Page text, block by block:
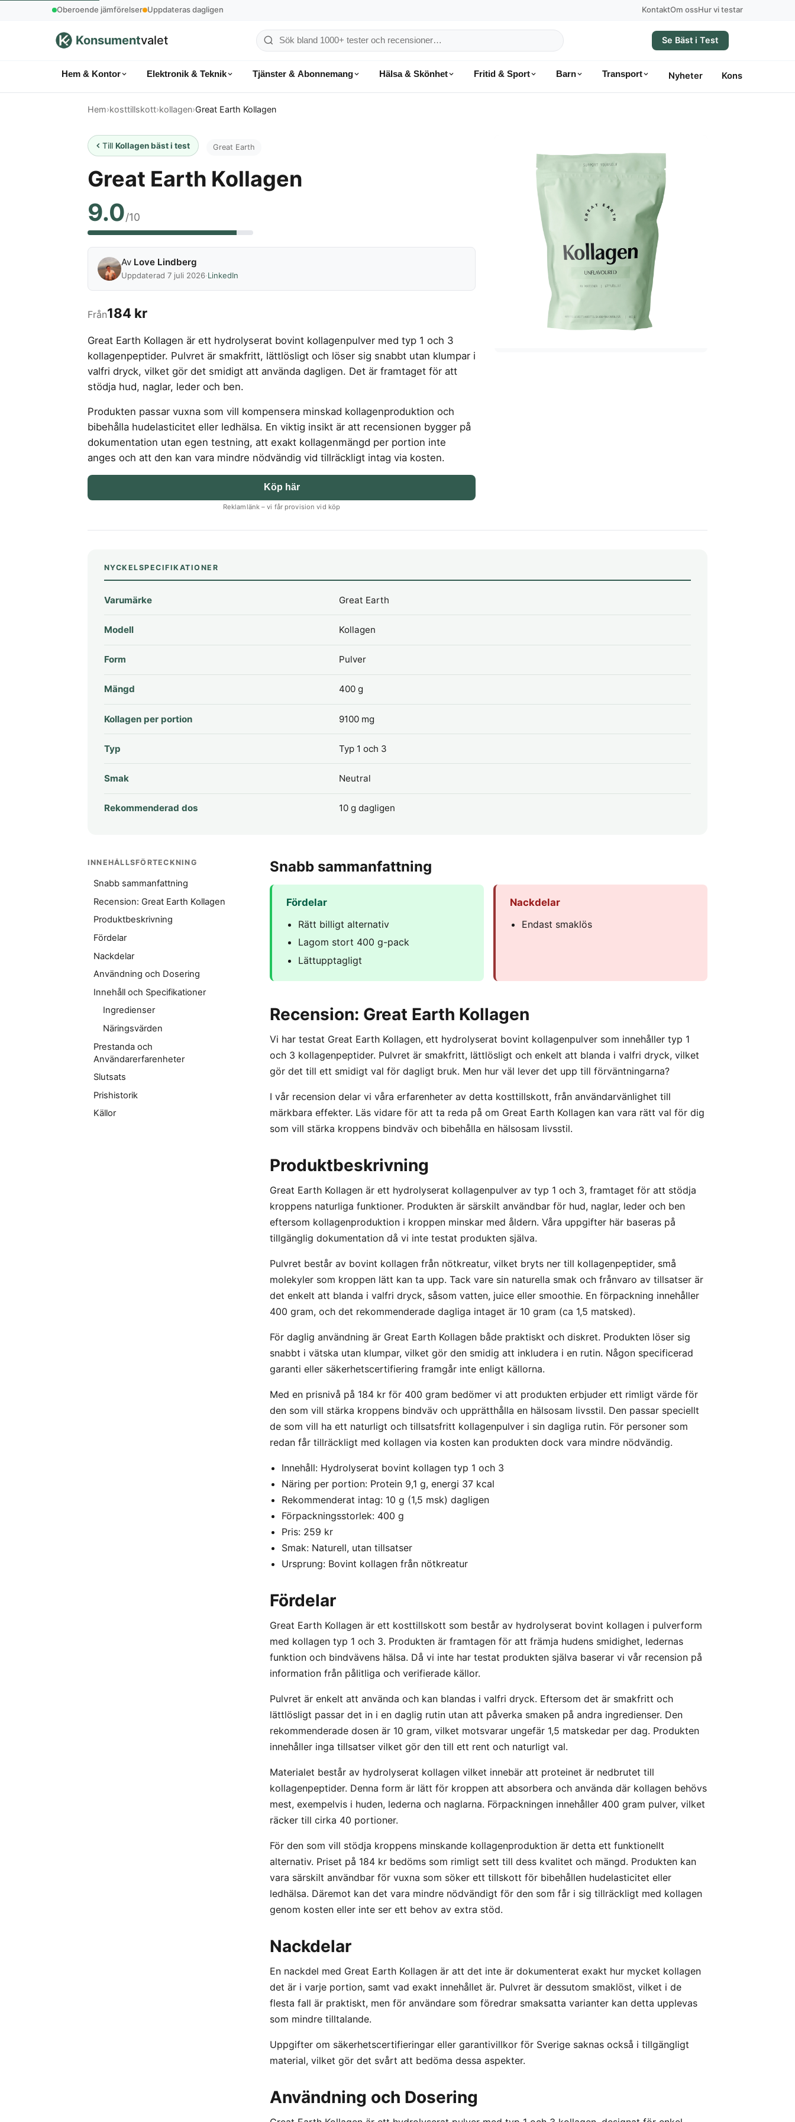
Oberoende jämförelser Uppdateras dagligen KontaktOm ossHur vi testar
Konsumentvalet
Sök
konsumentvalet
Se Bäst i Test
Hem & Kontor Elektronik & Teknik Tjänster & Abonnemang Hälsa & Skönhet Fritid & Sport Barn Transport Nyheter
Hem›kosttillskott›kollagen›Great Earth Kollagen
TillKollagen bäst i test Great Earth
Great Earth Kollagen
9.0/10
Av Love Lindberg
Uppdaterad 7 juli 2026·LinkedIn
Från184 kr
Great Earth Kollagen är ett hydrolyserat bovint kollagenpulver med typ 1 och 3
kollagenpeptider. Pulvret är smakfritt, lättlösligt och löser sig snabbt utan klumpar i
valfri dryck, vilket gör det smidigt att använda dagligen. Det är framtaget för att
stödja hud, naglar, leder och ben.
Produkten passar vuxna som vill kompensera minskad kollagenproduktion och
bibehålla hudelasticitet eller ledhälsa. En viktig insikt är att recensionen bygger på
dokumentation utan egen testning, att exakt kollagenmängd per portion inte
anges och att den kan vara mindre nödvändig vid tillräckligt intag via kosten.
Köp här
Reklamlänk – vi får provision vid köp
NYCKELSPECIFIKATIONER
Varumärke Great Earth
Modell Kollagen
Form Pulver
Mängd 400 g
Kollagen per portion 9100 mg
Typ Typ 1 och 3
Smak Neutral
Rekommenderad dos 10 g dagligen
INNEHÅLLSFÖRTECKNING
Snabb sammanfattning
Recension: Great Earth Kollagen
Produktbeskrivning
Fördelar
Nackdelar
Användning och Dosering
Innehåll och Specifikationer
Ingredienser
Näringsvärden
Prestanda och
Användarerfarenheter
Slutsats
Prishistorik
Källor
Snabb sammanfattning
Fördelar
Rätt billigt alternativ
Lagom stort 400 g-pack
Lättupptagligt
Nackdelar
Endast smaklös
Recension: Great Earth Kollagen
Vi har testat Great Earth Kollagen, ett hydrolyserat bovint kollagenpulver som innehåller typ 1
och 3 kollagenpeptider. Pulvret är smakfritt, lättlösligt och enkelt att blanda i valfri dryck, vilket
gör det till ett smidigt val för dagligt bruk. Men hur väl lever det upp till förväntningarna?
I vår recension delar vi våra erfarenheter av detta kosttillskott, från användarvänlighet till
märkbara effekter. Läs vidare för att ta reda på om Great Earth Kollagen kan vara rätt val för dig
som vill stärka kroppens bindväv och bibehålla en hälsosam livsstil.
Produktbeskrivning
Great Earth Kollagen är ett hydrolyserat kollagenpulver av typ 1 och 3, framtaget för att stödja
kroppens naturliga funktioner. Produkten är särskilt användbar för hud, naglar, leder och ben
eftersom kollagenproduktion i kroppen minskar med åldern. Våra uppgifter här baseras på
tillgänglig dokumentation då vi inte testat produkten själva.
Pulvret består av bovint kollagen från nötkreatur, vilket bryts ner till kollagenpeptider, små
molekyler som kroppen lätt kan ta upp. Tack vare sin naturella smak och frånvaro av tillsatser är
det enkelt att blanda i valfri dryck, såsom vatten, juice eller smoothie. En förpackning innehåller
400 gram, och det rekommenderade dagliga intaget är 10 gram (ca 1,5 matsked).
För daglig användning är Great Earth Kollagen både praktiskt och diskret. Produkten löser sig
snabbt i vätska utan klumpar, vilket gör den smidig att inkludera i en rutin. Någon specificerad
garanti eller säkerhetscertifiering framgår inte enligt källorna.
Med en prisnivå på 184 kr för 400 gram bedömer vi att produkten erbjuder ett rimligt värde för
den som vill stärka kroppens bindväv och upprätthålla en hälsosam livsstil. Den passar speciellt
de som vill ha ett naturligt och tillsatsfritt kollagenpulver i sin dagliga rutin. För personer som
redan får tillräckligt med kollagen via kosten kan produkten dock vara mindre nödvändig.
Innehåll: Hydrolyserat bovint kollagen typ 1 och 3
Näring per portion: Protein 9,1 g, energi 37 kcal
Rekommenderat intag: 10 g (1,5 msk) dagligen
Förpackningsstorlek: 400 g
Pris: 259 kr
Smak: Naturell, utan tillsatser
Ursprung: Bovint kollagen från nötkreatur
Fördelar
Great Earth Kollagen är ett kosttillskott som består av hydrolyserat bovint kollagen i pulverform
med kollagen typ 1 och 3. Produkten är framtagen för att främja hudens smidighet, ledernas
funktion och bindvävens hälsa. Då vi inte har testat produkten själva baserar vi vår recension på
information från pålitliga och verifierade källor.
Pulvret är enkelt att använda och kan blandas i valfri dryck. Eftersom det är smakfritt och
lättlösligt passar det in i en daglig rutin utan att påverka smaken på andra ingredienser. Den
rekommenderade dosen är 10 gram, vilket motsvarar ungefär 1,5 matskedar per dag. Produkten
innehåller inga tillsatser vilket gör den till ett rent och naturligt val.
Materialet består av hydrolyserat kollagen vilket innebär att proteinet är nedbrutet till
kollagenpeptider. Denna form är lätt för kroppen att absorbera och använda där kollagen behövs
mest, exempelvis i huden, lederna och naglarna. Förpackningen innehåller 400 gram pulver, vilket
räcker till cirka 40 portioner.
För den som vill stödja kroppens minskande kollagenproduktion är detta ett funktionellt
alternativ. Priset på 184 kr bedöms som rimligt sett till dess kvalitet och mängd. Produkten kan
vara särskilt användbar för vuxna som söker ett tillskott för bibehållen hudelasticitet eller
ledhälsa. Däremot kan det vara mindre nödvändigt för den som får i sig tillräckligt med kollagen
genom kosten eller inte ser ett behov av extra stöd.
Nackdelar
En nackdel med Great Earth Kollagen är att det inte är dokumenterat exakt hur mycket kollagen
det är i varje portion, samt vad exakt innehållet är. Pulvret är dessutom smaklöst, vilket i de
flesta fall är praktiskt, men för användare som föredrar smaksatta varianter kan detta upplevas
som mindre tilltalande.
Uppgifter om säkerhetscertifieringar eller garantivillkor för Sverige saknas också i tillgängligt
material, vilket gör det svårt att bedöma dessa aspekter.
Användning och Dosering